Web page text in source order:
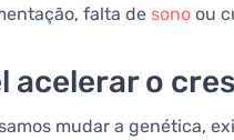
falta de sono ou
acelerar o
mudar a genética,